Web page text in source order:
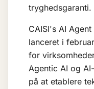
tryghedsgaranti.
CAISI's AI
lanceret i
for
Agentic AI og
på at etablere